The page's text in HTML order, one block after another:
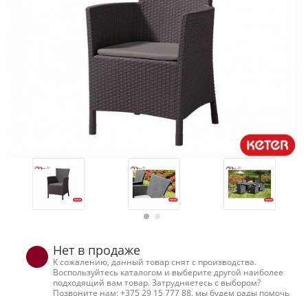
Нет в продаже
К сожалению, данный товар снят с производства.
Воспользуйтесь каталогом и выберите другой наиболее
подходящий вам товар. Затрудняетесь с выбором?
Позвоните нам: +375 29 15 777 88, мы будем рады помочь